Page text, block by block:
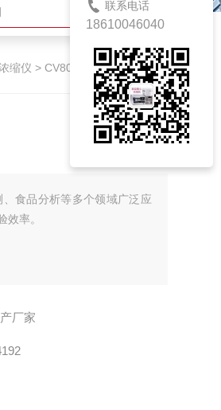
搜索
缩仪 > CV800高通量离心浓缩仪
食品分析等多个领域广泛应
率。
厂家
联系电话
18610046040